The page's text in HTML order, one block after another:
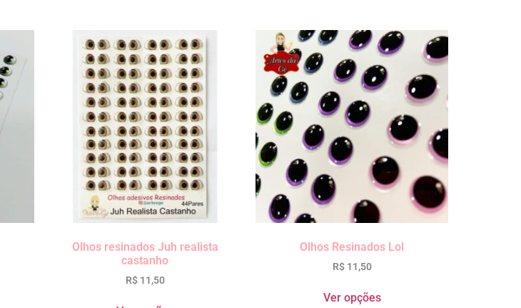
Olhos resinados Juh realista
castanho
R$11,50
Olhos Resinados Lol
R$11,50
Ver opções